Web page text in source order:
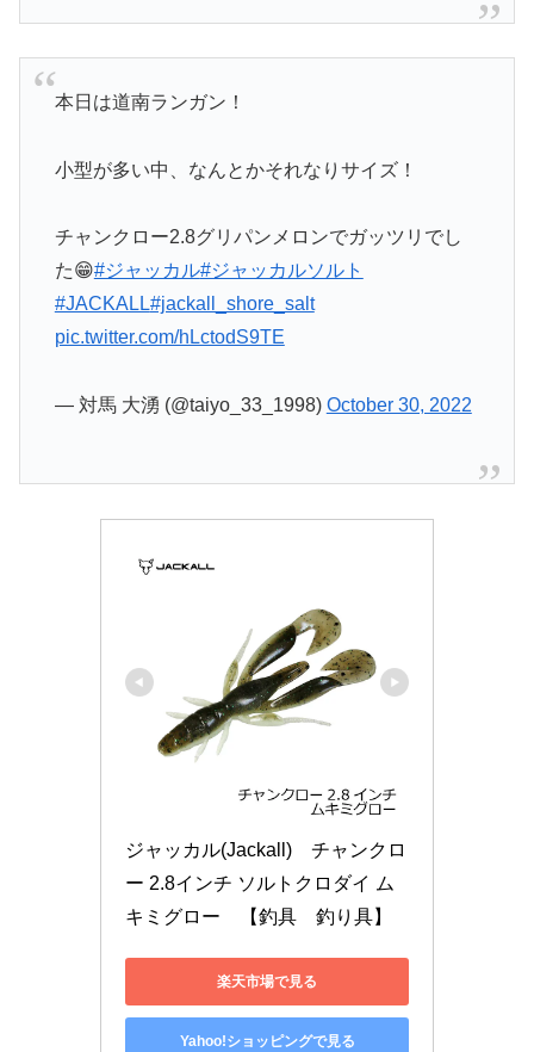
本日は道南ランガン！
小型が多い中、なんとかそれなりサイズ！
チャンクロー2.8グリパンメロンでガッツリでし
た😁#ジャッカル#ジャッカルソルト
#JACKALL#jackall_shore_salt
pic.twitter.com/hLctodS9TE
— 対馬 大湧 (@taiyo_33_1998) October 30, 2022
ジャッカル(Jackall)　チャンクロ
ー 2.8インチ ソルトクロダイ ム
キミグロー　【釣具　釣り具】
楽天市場で見る
Yahoo!ショッピングで見る